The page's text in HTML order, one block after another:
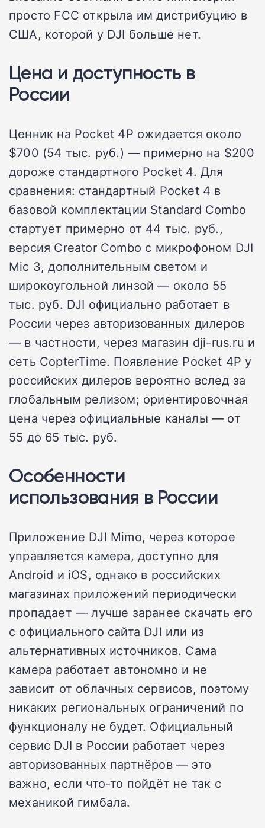
просто FCC открыла им дистрибуцию в
США, которой у DJI больше нет.
Цена и доступность в
России
Ценник на Pocket 4P ожидается около
$700 (54 тыс. руб.) — примерно на $200
дороже стандартного Pocket 4. Для
сравнения: стандартный Pocket 4 в
базовой комплектации Standard Combo
стартует примерно от 44 тыс. руб.,
версия Creator Combo с микрофоном DJI
Mic 3, дополнительным светом и
широкоугольной линзой — около 55
тыс. руб. DJI официально работает в
России через авторизованных дилеров
— в частности, через магазин dji-rus.ru и
сеть CopterTime. Появление Pocket 4P у
российских дилеров вероятно вслед за
глобальным релизом; ориентировочная
цена через официальные каналы — от
55 до 65 тыс. руб.
Особенности
использования в России
Приложение DJI Mimo, через которое
управляется камера, доступно для
Android и iOS, однако в российских
магазинах приложений периодически
пропадает — лучше заранее скачать его
с официального сайта DJI или из
альтернативных источников. Сама
камера работает автономно и не
зависит от облачных сервисов, поэтому
никаких региональных ограничений по
функционалу не будет. Официальный
сервис DJI в России работает через
авторизованных партнёров — это
важно, если что-то пойдёт не так с
механикой гимбала.